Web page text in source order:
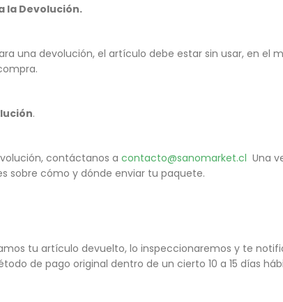
la Devolución.
una devolución, el artículo debe estar sin usar, en
.
contáctanos a contacto@sanomarket.cl Una
sobre cómo y dónde enviar tu paquete.
tu artículo devuelto, lo inspeccionaremos y te
de pago original dentro de un cierto 10 a 15 días